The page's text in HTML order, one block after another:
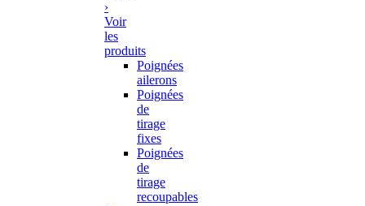
›
Voir
les
produits
Poignées
ailerons
Poignées
de
tirage
fixes
Poignées
de
tirage
recoupables